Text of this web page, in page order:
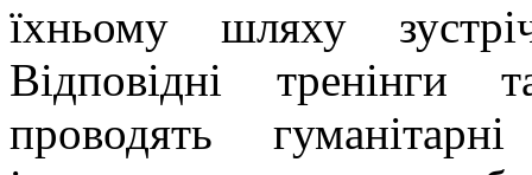
їхньому шляху
Відповідні тренінги
проводять